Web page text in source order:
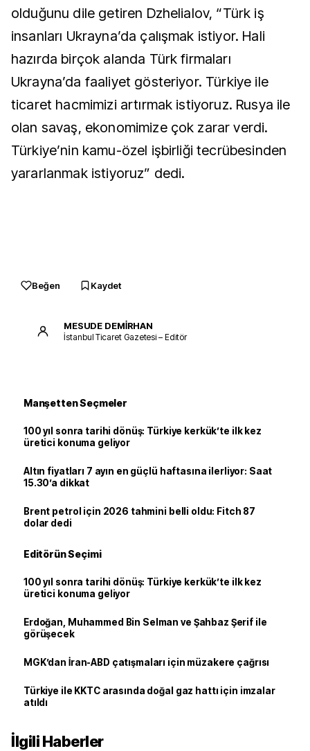
olduğunu dile getiren Dzhelialov, “Türk iş
insanları Ukrayna’da çalışmak istiyor. Hali
hazırda birçok alanda Türk firmaları
Ukrayna’da faaliyet gösteriyor. Türkiye ile
ticaret hacmimizi artırmak istiyoruz. Rusya ile
olan savaş, ekonomimize çok zarar verdi.
Türkiye’nin kamu-özel işbirliği tecrübesinden
yararlanmak istiyoruz” dedi.
Beğen Kaydet
MESUDE DEMİRHAN
İstanbul Ticaret Gazetesi – Editör
Manşetten Seçmeler
100 yıl sonra tarihi dönüş: Türkiye kerkük’te ilk kez
üretici konuma geliyor
Altın fiyatları 7 ayın en güçlü haftasına ilerliyor: Saat
15.30’a dikkat
Brent petrol için 2026 tahmini belli oldu: Fitch 87
dolar dedi
Editörün Seçimi
100 yıl sonra tarihi dönüş: Türkiye kerkük’te ilk kez
üretici konuma geliyor
Erdoğan, Muhammed Bin Selman ve Şahbaz Şerif ile
görüşecek
MGK’dan İran-ABD çatışmaları için müzakere çağrısı
Türkiye ile KKTC arasında doğal gaz hattı için imzalar
atıldı
İlgili Haberler